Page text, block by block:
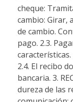
cheque:
cambio: Girar,
de cambio.
pago. 2.3.
2.4. El recibo
bancaria. 3.
dureza de las